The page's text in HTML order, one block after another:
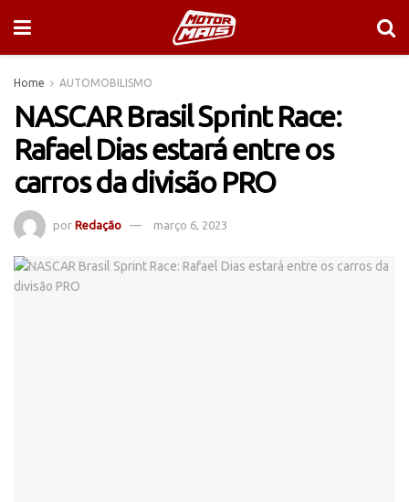
Home AUTOMOBILISMO
NASCAR Brasil Sprint Race:
Rafael Dias estará entre os
carros da divisão PRO
por Redação março 6, 2023